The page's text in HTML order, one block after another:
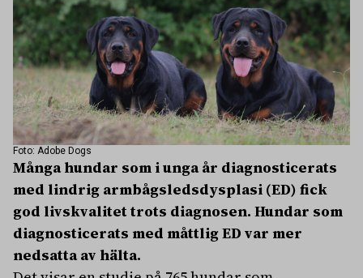
Foto: Adobe Dogs
Många hundar som i unga år diagnosticerats
med lindrig armbågsledsdysplasi (ED) fick
god livskvalitet trots diagnosen. Hundar som
diagnosticerats med måttlig ED var mer
nedsatta av hälta.